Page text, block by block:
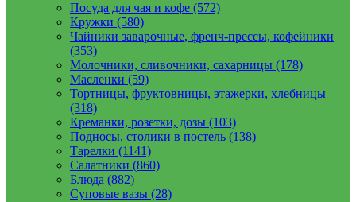
Посуда для чая и кофе (572)
Кружки (580)
Чайники заварочные, френч-прессы, кофейники
(353)
Молочники, сливочники, сахарницы (178)
Масленки (59)
Тортницы, фруктовницы, этажерки, хлебницы
(318)
Креманки, розетки, дозы (103)
Подносы, столики в постель (138)
Тарелки (1141)
Салатники (860)
Блюда (882)
Суповые вазы (28)